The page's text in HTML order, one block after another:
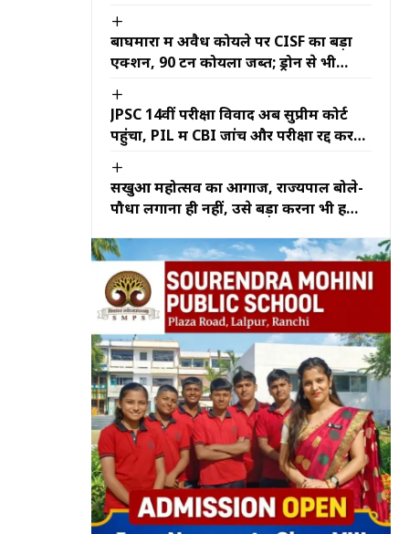
बाघमारा में अवैध कोयले पर CISF का बड़ा
एक्शन, 90 टन कोयला जब्त; ड्रोन से भी
JPSC 14वीं परीक्षा विवाद अब सुप्रीम कोर्ट
पहुंचा, PIL में CBI जांच और परीक्षा रद्द करने
सखुआ महोत्सव का आगाज, राज्यपाल बोले-
पौधा लगाना ही नहीं, उसे बड़ा करना भी हमारी